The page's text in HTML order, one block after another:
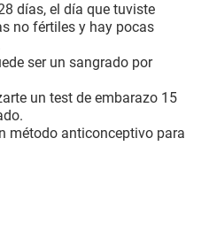
días, el día que tuviste
no fértiles y hay pocas
ser un sangrado por
un test de embarazo 15
método anticonceptivo para